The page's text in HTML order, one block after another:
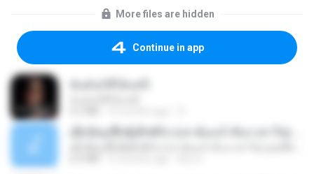
More files are hidden
Continue in app